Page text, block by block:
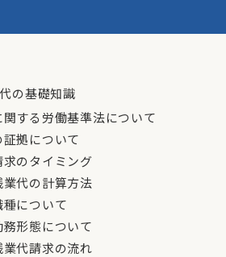
の基礎知識
する労働基準法について
拠について
のタイミング
代の計算方法
について
形態について
代請求の流れ